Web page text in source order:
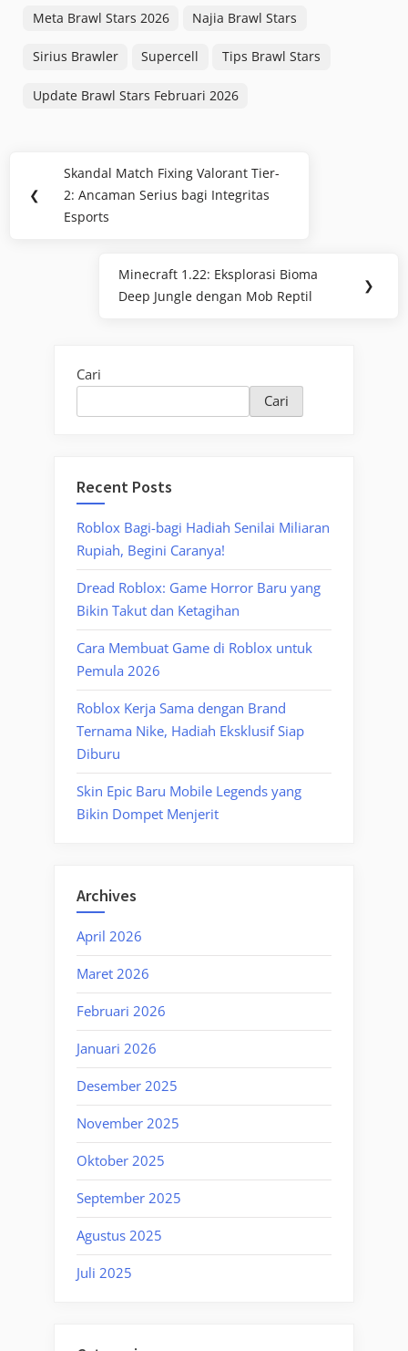
Meta Brawl Stars 2026 Najia Brawl Stars
Sirius Brawler Supercell Tips Brawl Stars
Update Brawl Stars Februari 2026
Navigasi
pos
❮
Previous
Post:
Skandal Match Fixing Valorant Tier-
2: Ancaman Serius bagi Integritas
Esports
Next
Post:
Minecraft 1.22: Eksplorasi Bioma
Deep Jungle dengan Mob Reptil
❯
Cari
Cari
Recent Posts
Roblox Bagi-bagi Hadiah Senilai Miliaran
Rupiah, Begini Caranya!
Dread Roblox: Game Horror Baru yang
Bikin Takut dan Ketagihan
Cara Membuat Game di Roblox untuk
Pemula 2026
Roblox Kerja Sama dengan Brand
Ternama Nike, Hadiah Eksklusif Siap
Diburu
Skin Epic Baru Mobile Legends yang
Bikin Dompet Menjerit
Archives
April 2026
Maret 2026
Februari 2026
Januari 2026
Desember 2025
November 2025
Oktober 2025
September 2025
Agustus 2025
Juli 2025